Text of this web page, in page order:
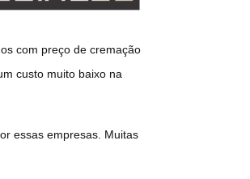
com preço de cremação
custo muito baixo na
essas empresas. Muitas